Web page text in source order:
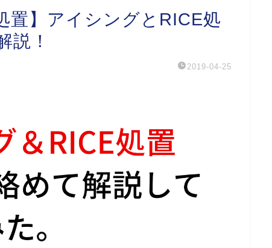
置】アイシングとRICE処
説！
2019-04-25